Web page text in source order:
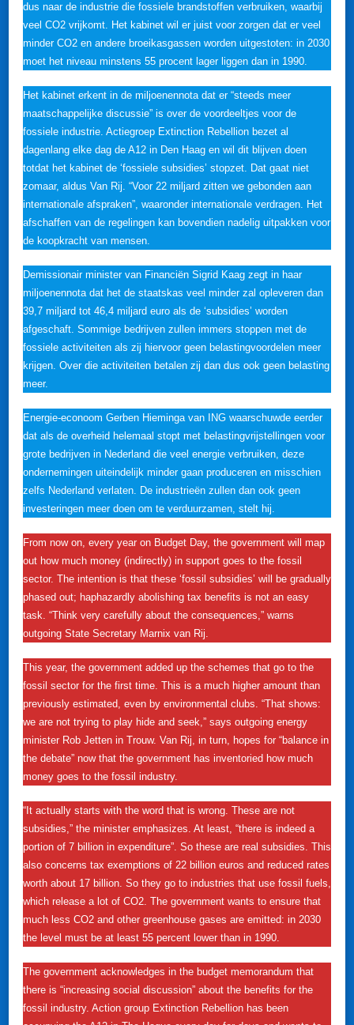
dus naar de industrie die fossiele brandstoffen verbruiken, waarbij
veel CO2 vrijkomt. Het kabinet wil er juist voor zorgen dat er veel
minder CO2 en andere broeikasgassen worden uitgestoten: in 2030
moet het niveau minstens 55 procent lager liggen dan in 1990.
Het kabinet erkent in de miljoenennota dat er “steeds meer
maatschappelijke discussie” is over de voordeeltjes voor de
fossiele industrie. Actiegroep Extinction Rebellion bezet al
dagenlang elke dag de A12 in Den Haag en wil dit blijven doen
totdat het kabinet de ‘fossiele subsidies’ stopzet. Dat gaat niet
zomaar, aldus Van Rij. “Voor 22 miljard zitten we gebonden aan
internationale afspraken”, waaronder internationale verdragen. Het
afschaffen van de regelingen kan bovendien nadelig uitpakken voor
de koopkracht van mensen.
Demissionair minister van Financiën Sigrid Kaag zegt in haar
miljoenennota dat het de staatskas veel minder zal opleveren dan
39,7 miljard tot 46,4 miljard euro als de ‘subsidies’ worden
afgeschaft. Sommige bedrijven zullen immers stoppen met de
fossiele activiteiten als zij hiervoor geen belastingvoordelen meer
krijgen. Over die activiteiten betalen zij dan dus ook geen belasting
meer.
Energie-econoom Gerben Hieminga van ING waarschuwde eerder
dat als de overheid helemaal stopt met belastingvrijstellingen voor
grote bedrijven in Nederland die veel energie verbruiken, deze
ondernemingen uiteindelijk minder gaan produceren en misschien
zelfs Nederland verlaten. De industrieën zullen dan ook geen
investeringen meer doen om te verduurzamen, stelt hij.
From now on, every year on Budget Day, the government will map
out how much money (indirectly) in support goes to the fossil
sector. The intention is that these ‘fossil subsidies’ will be gradually
phased out; haphazardly abolishing tax benefits is not an easy
task. “Think very carefully about the consequences,” warns
outgoing State Secretary Marnix van Rij.
This year, the government added up the schemes that go to the
fossil sector for the first time. This is a much higher amount than
previously estimated, even by environmental clubs. “That shows:
we are not trying to play hide and seek,” says outgoing energy
minister Rob Jetten in Trouw. Van Rij, in turn, hopes for “balance in
the debate” now that the government has inventoried how much
money goes to the fossil industry.
“It actually starts with the word that is wrong. These are not
subsidies,” the minister emphasizes. At least, “there is indeed a
portion of 7 billion in expenditure”. So these are real subsidies. This
also concerns tax exemptions of 22 billion euros and reduced rates
worth about 17 billion. So they go to industries that use fossil fuels,
which release a lot of CO2. The government wants to ensure that
much less CO2 and other greenhouse gases are emitted: in 2030
the level must be at least 55 percent lower than in 1990.
The government acknowledges in the budget memorandum that
there is “increasing social discussion” about the benefits for the
fossil industry. Action group Extinction Rebellion has been